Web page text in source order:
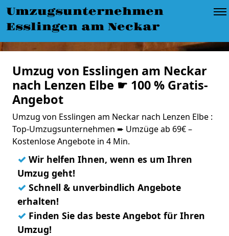
Umzugsunternehmen
Esslingen am Neckar
Umzug von Esslingen am Neckar
nach Lenzen Elbe ☛ 100 % Gratis-
Angebot
Umzug von Esslingen am Neckar nach Lenzen Elbe :
Top-Umzugsunternehmen ➨ Umzüge ab 69€ –
Kostenlose Angebote in 4 Min.
✓ Wir helfen Ihnen, wenn es um Ihren
Umzug geht!
✓ Schnell & unverbindlich Angebote
erhalten!
✓ Finden Sie das beste Angebot für Ihren
Umzug!